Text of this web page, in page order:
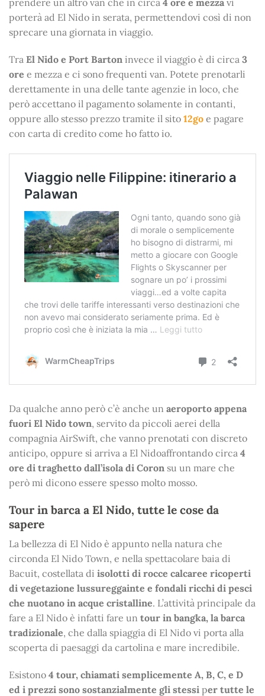
prendere un altro van che in circa 4 ore e mezza vi
porterà ad El Nido in serata, permettendovi così di non
sprecare una giornata in viaggio.
Tra El Nido e Port Barton invece il viaggio è di circa 3
ore e mezza e ci sono frequenti van. Potete prenotarli
derettamente in una delle tante agenzie in loco, che
però accettano il pagamento solamente in contanti,
oppure allo stesso prezzo tramite il sito 12go e pagare
con carta di credito come ho fatto io.
Da qualche anno però c’è anche un aeroporto appena
fuori El Nido town, servito da piccoli aerei della
compagnia AirSwift, che vanno prenotati con discreto
anticipo, oppure si arriva a El Nidoaffrontando circa 4
ore di traghetto dall’isola di Coron su un mare che
però mi dicono essere spesso molto mosso.
Tour in barca a El Nido, tutte le cose da
sapere
La bellezza di El Nido è appunto nella natura che
circonda El Nido Town, e nella spettacolare baia di
Bacuit, costellata di isolotti di rocce calcaree ricoperti
di vegetazione lussureggainte e fondali ricchi di pesci
che nuotano in acque cristalline. L’attività principale da
fare a El Nido è infatti fare un tour in bangka, la barca
tradizionale, che dalla spiaggia di El Nido vi porta alla
scoperta di paesaggi da cartolina e mare incredibile.
Esistono 4 tour, chiamati semplicemente A, B, C, e D
ed i prezzi sono sostanzialmente gli stessi per tutte le